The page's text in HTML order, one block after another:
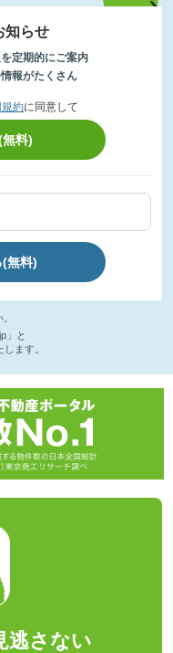
知らせ
定期的にご案内
報がたくさん
約に同意して
料)
(無料)
」と
ます。
逃さない